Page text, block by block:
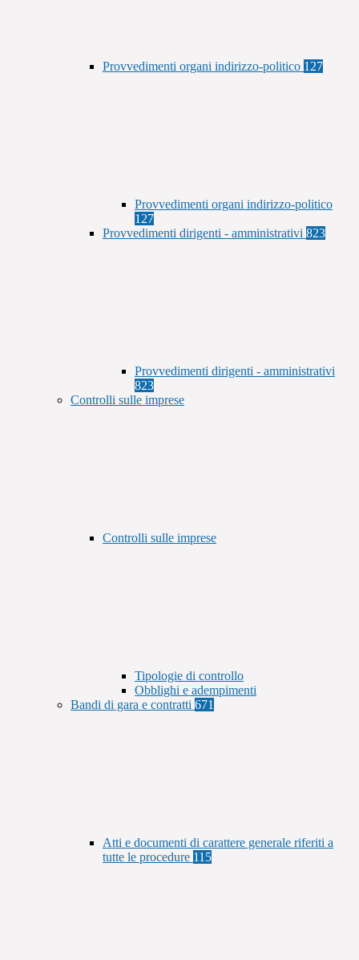
Provvedimenti organi indirizzo-politico 127
Provvedimenti organi indirizzo-politico
127
Provvedimenti dirigenti - amministrativi 823
Provvedimenti dirigenti - amministrativi
823
Controlli sulle imprese
Controlli sulle imprese
Tipologie di controllo
Obblighi e adempimenti
Bandi di gara e contratti 671
Atti e documenti di carattere generale riferiti a
tutte le procedure 115